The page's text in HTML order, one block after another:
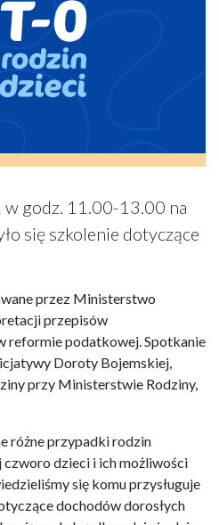
godz. 11.00-13.00 na
się szkolenie dotyczące
przez Ministerstwo
przepisów
reformie podatkowej. Spotkanie
Doroty Bojemskiej,
przy Ministerstwie Rodziny,
różne przypadki rodzin
dzieci i ich możliwości
się komu przysługuje
dochodów dorosłych